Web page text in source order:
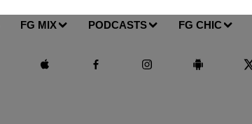
FG MIX PODCASTS FG CHIC